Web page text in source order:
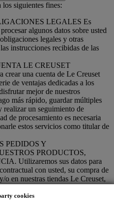
cookies
los siguientes fines:
LEGALES Es
algunos datos sobre usted
legales y otras
instrucciones recibidas de las
LE CREUSET
crear una cuenta de Le Creuset
de ventajas dedicadas a los
mejor de nuestros
más rápido, guardar múltiples
realizar un seguimiento de
de procesamiento es necesaria
estos servicios como titular de
PEDIDOS Y
PRODUCTOS,
Utilizaremos sus datos para
con usted, su compra de
en nuestras tiendas Le Creuset,
concursos. Es posible que